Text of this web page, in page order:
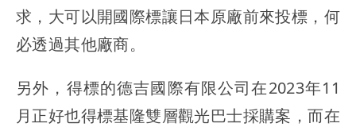
求，大可以開國際標讓日本原廠前來投標，何
必透過其他廠商。
另外，得標的德吉國際有限公司在2023年11
月正好也得標基隆雙層觀光巴士採購案，而在